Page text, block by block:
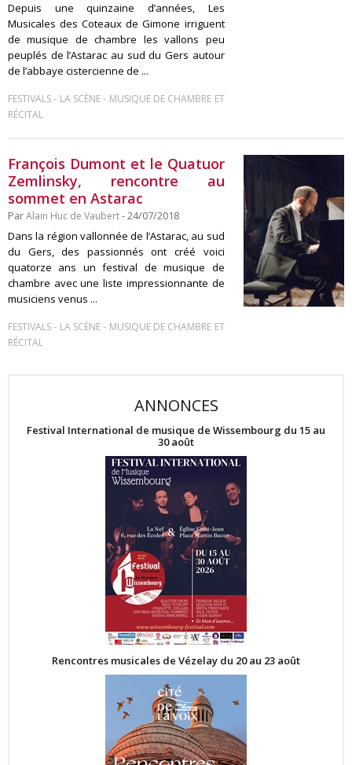
Depuis une quinzaine d’années, Les
Musicales des Coteaux de Gimone irriguent
de musique de chambre les vallons peu
peuplés de l’Astarac au sud du Gers autour
de l’abbaye cistercienne de ...
FESTIVALS- LA SCÈNE- MUSIQUE DE CHAMBRE ET
RÉCITAL
François Dumont et le Quatuor
Zemlinsky, rencontre au
sommet en Astarac
ParAlain Huc de Vaubert- 24/07/2018
Dans la région vallonnée de l’Astarac, au sud
du Gers, des passionnés ont créé voici
quatorze ans un festival de musique de
chambre avec une liste impressionnante de
musiciens venus ...
FESTIVALS- LA SCÈNE- MUSIQUE DE CHAMBRE ET
RÉCITAL
ANNONCES
Festival International de musique de Wissembourg du 15 au
30 août
Rencontres musicales de Vézelay du 20 au 23 août